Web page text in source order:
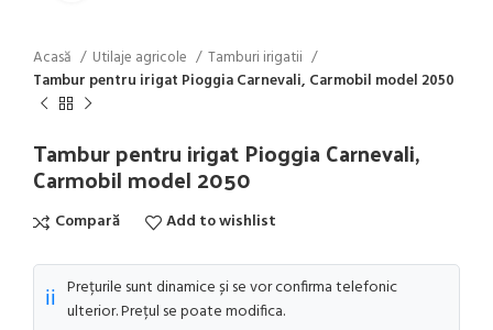
Acasă Utilaje agricole
Tamburi irigatii
Tambur pentru irigat Pioggia Carnevali, Carmobil model 2050
Tambur pentru irigat Pioggia Carnevali,
Carmobil model 2050
Compară Add to wishlist
ℹ️ Prețurile sunt dinamice și se vor confirma telefonic
ulterior. Prețul se poate modifica.